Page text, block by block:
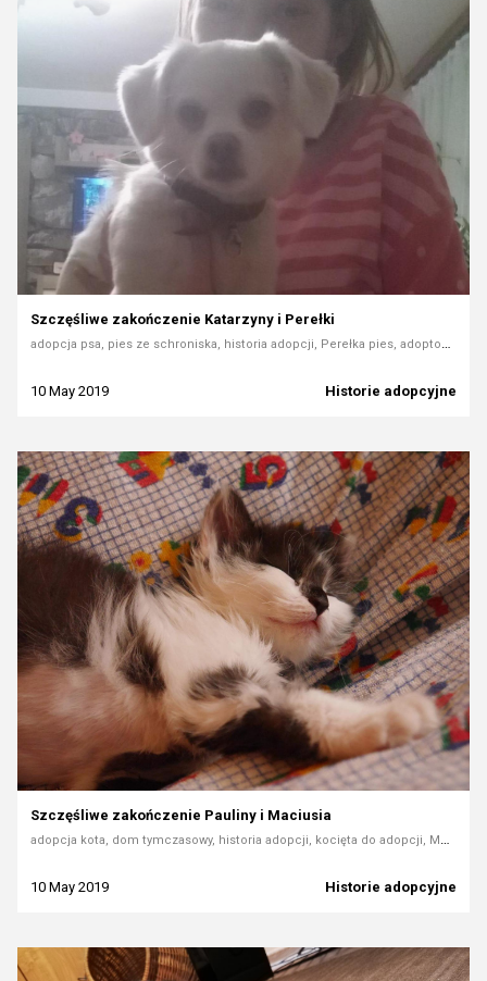
Szczęśliwe zakończenie Katarzyny i Perełki
adopcja psa, pies ze schroniska, historia adopcji, Perełka pies, adoptowany pies, miłość psa
10 May 2019 Historie adopcyjne
Szczęśliwe zakończenie Pauliny i Maciusia
adopcja kota, dom tymczasowy, historia adopcji, kocięta do adopcji, Mondo Cane Rybnik, opieka nad kociakiem, butelkowanie kotów
10 May 2019 Historie adopcyjne